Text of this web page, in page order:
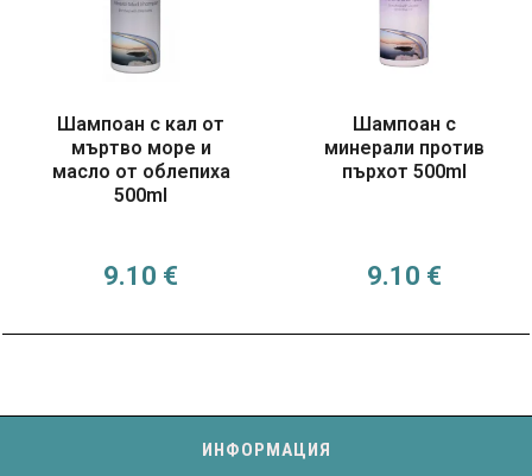
Шампоан с кал от
мъртво море и
масло от облепиха
500ml
9.10 €
Шампоан с
минерали против
пърхот 500ml
9.10 €
ИНФОРМАЦИЯ